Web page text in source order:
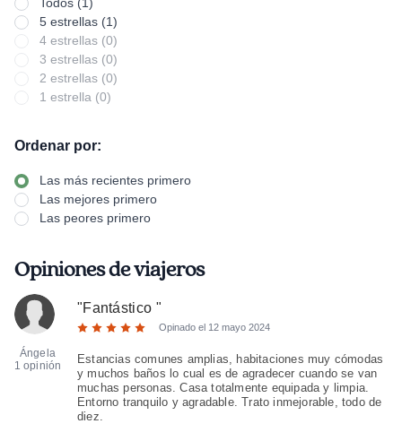
5 estrellas (1)
4 estrellas (0)
3 estrellas (0)
2 estrellas (0)
1 estrella (0)
Ordenar por:
Las más recientes primero
Las mejores primero
Las peores primero
Opiniones de viajeros
Ángela
1 opinión
"Fantástico "
Opinado el 12 mayo 2024
Estancias comunes amplias, habitaciones muy cómodas
y muchos baños lo cual es de agradecer cuando se van
muchas personas. Casa totalmente equipada y limpia.
Entorno tranquilo y agradable. Trato inmejorable, todo de
diez.